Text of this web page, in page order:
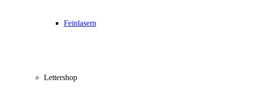
Feinlasern
Lettershop